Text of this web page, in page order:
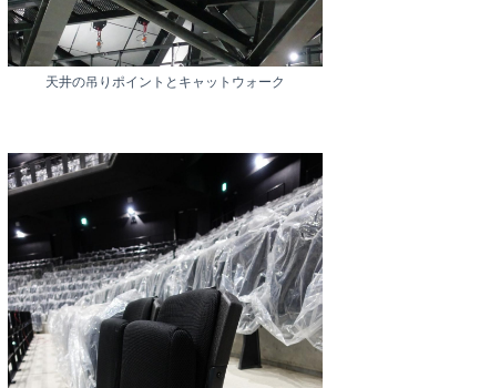
天井の吊りポイントとキャットウォーク